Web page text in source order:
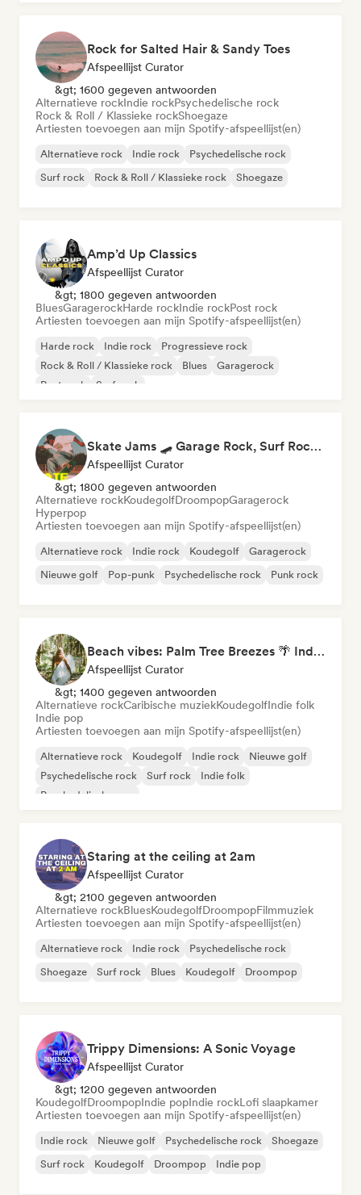
Rock for Salted Hair & Sandy Toes
Afspeellijst Curator
&gt; 1600 gegeven antwoorden
Alternatieve rockIndie rockPsychedelische rock
Rock & Roll / Klassieke rockShoegaze
Artiesten toevoegen aan mijn Spotify-afspeellijst(en)
Alternatieve rock Indie rock
Psychedelische rock
Surf rock
Rock & Roll / Klassieke rock Shoegaze
Amp’d Up Classics
Afspeellijst Curator
&gt; 1800 gegeven antwoorden
BluesGaragerockHarde rockIndie rockPost rock
Artiesten toevoegen aan mijn Spotify-afspeellijst(en)
Harde rock Indie rock
Progressieve rock
Rock & Roll / Klassieke rock
Blues
Garagerock
Post rock
Surf rock
Skate Jams 🛹 Garage Rock, Surf Rock & Neo-Psych
Afspeellijst Curator
&gt; 1800 gegeven antwoorden
Alternatieve rockKoudegolfDroompopGaragerock
Hyperpop
Artiesten toevoegen aan mijn Spotify-afspeellijst(en)
Alternatieve rock Indie rock Koudegolf
Garagerock
Nieuwe golf
Pop-punk Psychedelische rock Punk rock
Beach vibes: Palm Tree Breezes 🌴 Indie Folk, Acoustic & Singer-Songwriter
Afspeellijst Curator
&gt; 1400 gegeven antwoorden
Alternatieve rockCaribische muziekKoudegolfIndie folk
Indie pop
Artiesten toevoegen aan mijn Spotify-afspeellijst(en)
Alternatieve rock Koudegolf Indie rock
Nieuwe golf
Psychedelische rock
Surf rock
Indie folk
Psychedelische pop
Staring at the ceiling at 2am
Afspeellijst Curator
&gt; 2100 gegeven antwoorden
Alternatieve rockBluesKoudegolfDroompopFilmmuziek
Artiesten toevoegen aan mijn Spotify-afspeellijst(en)
Alternatieve rock Indie rock
Psychedelische rock
Shoegaze
Surf rock Blues Koudegolf Droompop
Trippy Dimensions: A Sonic Voyage
Afspeellijst Curator
&gt; 1200 gegeven antwoorden
KoudegolfDroompopIndie popIndie rockLofi slaapkamer
Artiesten toevoegen aan mijn Spotify-afspeellijst(en)
Indie rock Nieuwe golf Psychedelische rock
Shoegaze
Surf rock
Koudegolf Droompop Indie pop